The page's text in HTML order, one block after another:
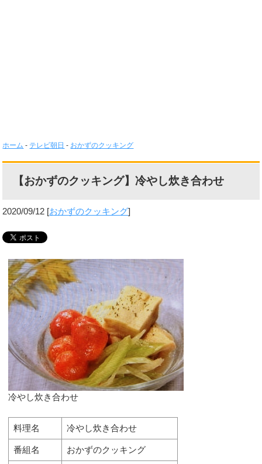
ホーム - テレビ朝日 - おかずのクッキング
【おかずのクッキング】冷やし炊き合わせ
2020/09/12 [おかずのクッキング]
冷やし炊き合わせ
料理名 冷やし炊き合わせ
番組名 おかずのクッキング